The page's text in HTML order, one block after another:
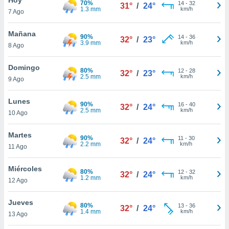
y
en
más
de
7 Ago
70%
1.3 mm
31° / 24° 14- 32
km/h
Mañana
8 Ago
90%
3.9 mm
32° / 23° 14- 36
km/h
Domingo
9 Ago
80%
2.5 mm
32° / 23° 12- 28
km/h
Lunes
10 Ago
90%
2.5 mm
32° / 24° 16- 40
km/h
Martes
11 Ago
90%
2.2 mm
32° / 24° 11 - 30
km/h
Miércoles
12 Ago
80%
1.2 mm
32° / 24° 12- 32
km/h
Jueves
13 Ago
80%
1.4 mm
32° / 24° 13- 36
km/h